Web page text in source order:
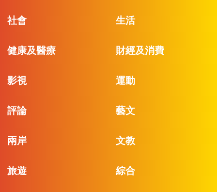
社會 生活
健康及醫療 財經及消費
影視 運動
評論 藝文
兩岸 文教
旅遊 綜合